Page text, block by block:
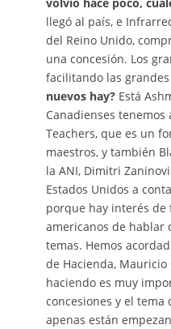
llegó al país, e
del Reino Unido,
una concesión. Los
facilitando las
nuevos hay? Está
Canadienses tenemos
Teachers, que es un
maestros, y también
la ANI, Dimitri
Estados Unidos a
porque hay interés de
americanos de hablar
temas. Hemos
de Hacienda, Mauricio
haciendo es muy
concesiones y el
apenas están